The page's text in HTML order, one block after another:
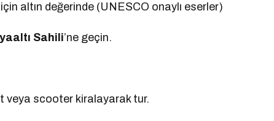
altın değerinde (UNESCO onaylı eserler)
Sahili’ne geçin.
veya scooter kiralayarak tur.